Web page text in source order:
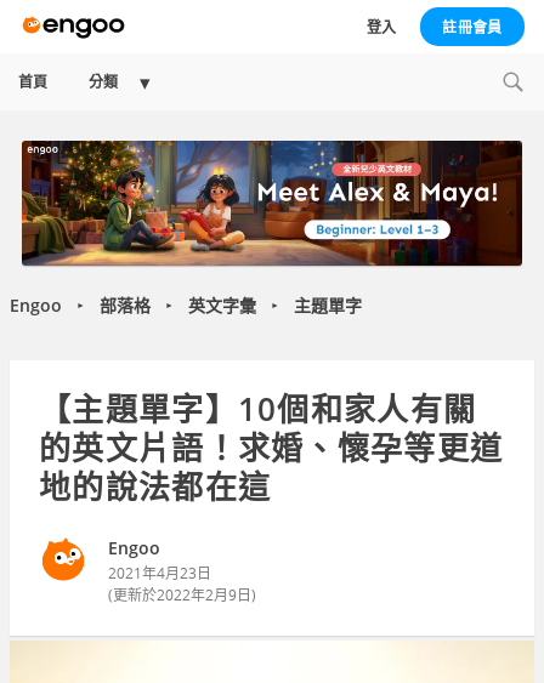
登入 註冊會員
首頁 分類
Expand
menu
Engoo ► 部落格 ► 英文字彙 ► 主題單字
【主題單字】10個和家人有關
的英文片語！求婚、懷孕等更道
地的說法都在這
Engoo
2021年4月23日
(更新於2022年2月9日)